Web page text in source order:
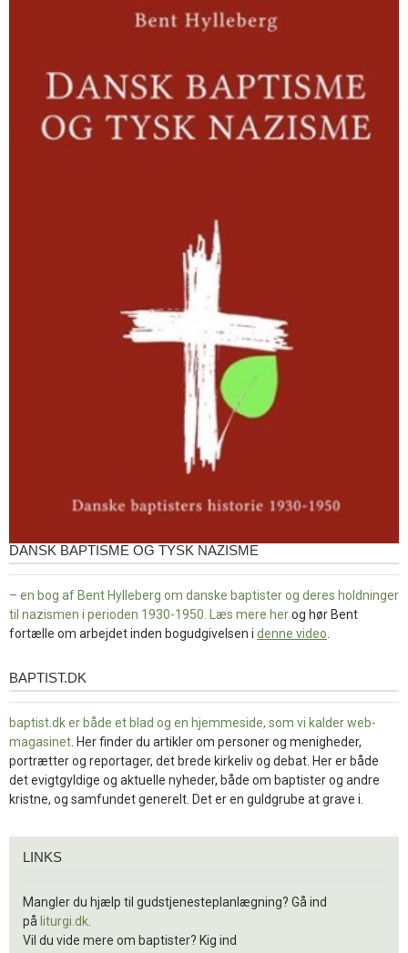
DANSK BAPTISME OG TYSK NAZISME
– en bog af Bent Hylleberg om danske baptister og deres holdninger
til nazismen i perioden 1930-1950. Læs mere herog hør Bent
fortælle om arbejdet inden bogudgivelsen i denne video
baptist.dk
BAPTIST.DK
baptist.dk er både et blad og en hjemmeside, som vi kalder web-
magasinet . Her finder du artikler om personer og menigheder,
portrætter og reportager, det brede kirkeliv og debat. Her er både
det evigtgyldige og aktuelle nyheder, både om baptister og andre
kristne, og samfundet generelt. Det er en guldgrube at grave i.
LINKS
Mangler du hjælp til gudstjenesteplanlægning? Gå ind
på liturgi.dk
Vil du vide mere om baptister? Kig ind